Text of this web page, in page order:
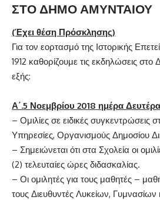
ΣΤΟ ΔΗΜΟ ΑΜΥΝΤΑΙΟΥ
(Έχει θέση Πρόσκλησης)
Για τον εορτασμό της Ιστορικής
1912 καθορίζουμε τις εκδηλώσεις
εξής:
Α΄.5 Νοεμβρίου 2018 ημέρα Δευτέρα
– Ομιλίες σε ειδικές συγκεντρώσεις
Υπηρεσίες, Οργανισμούς Δημοσίου
– Σημειώνεται ότι στα Σχολεία οι
(2) τελευταίες ώρες διδασκαλίας.
– Οι ομιλητές για τους μαθητές –
τους Διευθυντές Λυκείων, Γυμνασίων